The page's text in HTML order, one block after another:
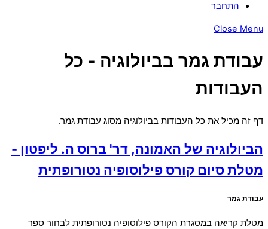
התחבר
Close Menu
עבודת גמר בביולוגיה - כל
העבודות
דף זה מכיל את כל העבודות בביולוגיה מסוג עבודת גמר.
הביולוגיה של האמונה, דר' ברוס ה. ליפטון -
מטלת סיום קורס פילוסופיה נטורופתית
עבודת גמר
מטלת קריאה במסגרת הקורס פילוסופיה נטורופתית לבחור ספר